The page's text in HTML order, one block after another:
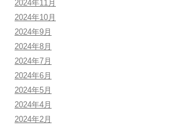
2024年11月
2024年10月
2024年9月
2024年8月
2024年7月
2024年6月
2024年5月
2024年4月
2024年2月